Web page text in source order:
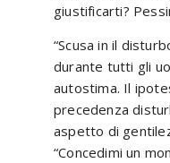
giustificarti?
“Scusa in il
durante tutti gli
autostima. Il
precedenza
aspetto di
“Concedimi un